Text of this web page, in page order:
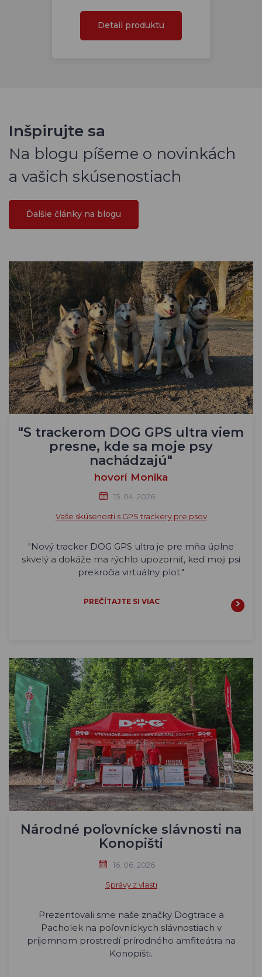
Detail produktu
Inšpirujte sa
Na blogu píšeme o novinkách
a vašich skúsenostiach
Ďalšie články na blogu
"S trackerom DOG GPS ultra viem
presne, kde sa moje psy
nachádzajú"
hovorí Monika
15. 04. 2026
Vaše skúsenosti s GPS trackery pre psov
"Nový tracker DOG GPS ultra je pre mňa úplne
skvelý a dokáže ma rýchlo upozorniť, keď moji psi
prekročia virtuálny plot."
PREČÍTAJTE SI VIAC
Národné poľovnícke slávnosti na
Konopišti
16. 06. 2026
Správy z vlasti
Prezentovali sme naše značky Dogtrace a
Pacholek na poľovníckych slávnostiach v
príjemnom prostredí prírodného amfiteátra na
Konopišti.